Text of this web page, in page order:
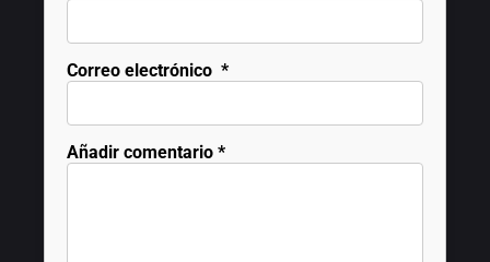
Correo electrónico *
Añadir comentario *